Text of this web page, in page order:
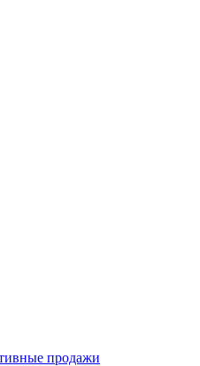
продажи